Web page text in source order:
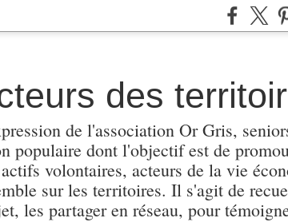
des
de l'association Or Gris,
populaire dont l'objectif est de
volontaires, acteurs de la vie
sur les territoires. Il s'agit de
les partager en réseau, pour